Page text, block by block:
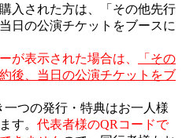
入された方は、「その他先行
日の公演チケットをブースに
が表示された場合は、
「その
後、当日の公演チケットをブ
つの発行・特典はお一人様
す。 代表者様のQRコードで